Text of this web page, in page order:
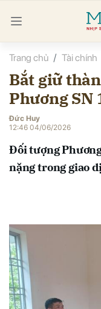
Trang chủ Tài chính
Bắt giữ
Phương SN
Đức Huy
12:46 04/06/2026
Đối tượng
nặng trong giao
luận